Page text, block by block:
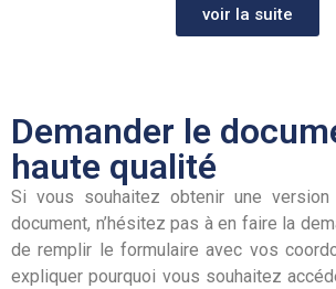
voir la suite
Demander le
haute qualité
Si vous souhaitez obtenir une version
document, n’hésitez pas à en faire la
de remplir le formulaire avec vos
expliquer pourquoi vous souhaitez